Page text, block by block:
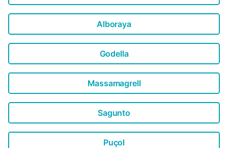
Alboraya
Godella
Massamagrell
Sagunto
Puçol